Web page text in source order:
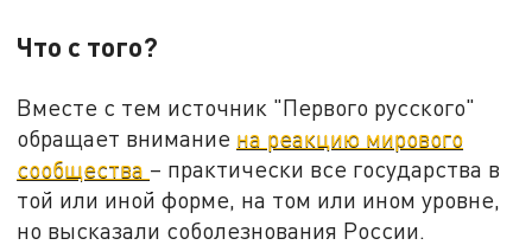
Что с того?
Вместе с тем источник "Первого русского"
обращает внимание на реакцию мирового
сообщества – практически все государства в
той или иной форме, на том или ином уровне,
но высказали соболезнования России.